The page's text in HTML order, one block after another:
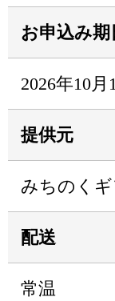
お申込み期
2026年10
提供元
みちのくギ
配送
常温